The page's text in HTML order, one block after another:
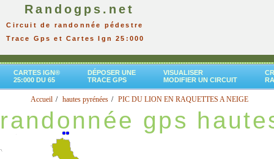
Randogps.net
Circuit de randonnée pédestre
Trace Gps et Cartes Ign 25:000
CARTES IGN®
25:000 DU 65
DÉPOSER UNE
TRACE GPS
VISUALISER
MODIFIER UN CIRCUIT
Accueil hautes pyrénées PIC DU LION EN RAQUETTES A NEIGE
randonnée gps